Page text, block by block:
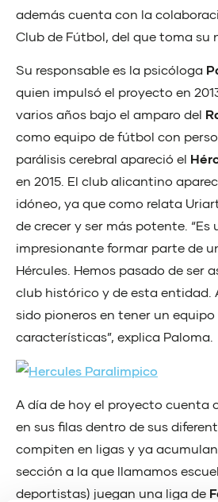
además cuenta con la
Club de Fútbol, del que toma su
Su responsable es la psicóloga
quien impulsó el proyecto en
varios años bajo el amparo del
como equipo de fútbol con
parálisis cerebral apareció el
en 2015. El club alicantino
idóneo, ya que como relata
de crecer y ser más potente. “Es
impresionante formar parte de
Hércules. Hemos pasado de ser
club histórico y de esta entidad.
sido pioneros en tener un equipo
características”, explica Paloma.
A día de hoy el proyecto cuenta
en sus filas dentro de sus
compiten en ligas y ya
sección a la que llamamos
deportistas) juegan una liga de